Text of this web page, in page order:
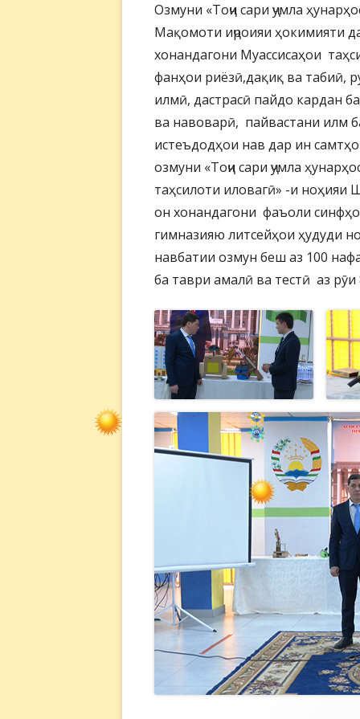
Озмуни «Тоҷи сари ҷумла
Мақомоти иҷроияи ҳокимияти
хонандагони Муассисаҳои
фанҳои риёзӣ,дақиқ ва табиӣ,
илмӣ, дастрасӣ пайдо кардан
ва навоварӣ, пайвастани илм
истеъдодҳои нав дар ин
озмуни «Тоҷи сари ҷумла
таҳсилоти иловагӣ» -и
он хонандагони фаъоли
гимназияю литсейҳои ҳудуди
навбатии озмун беш аз 100
ба таври амалӣ ва тестӣ аз